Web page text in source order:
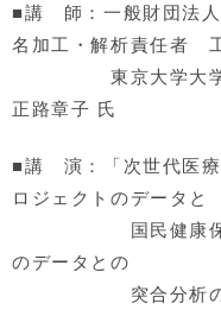
■講 師：一般財団法人
名加工・解析責任者
東京大学大学院
正路章子 氏
■講 演：「次世代医療
ロジェクトのデータと
国民健康保険・
のデータとの
突合分析の可能